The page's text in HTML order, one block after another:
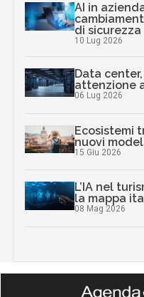
AI in
di sicurezza
10 Lug 2026
Data
attenzione
06 Lug 2026
Ecosistemi
nuovi
15 Giu 2026
L’IA nel
la mappa
08 Mag 2026